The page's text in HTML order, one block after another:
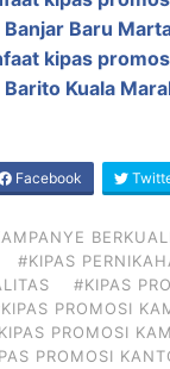
Baru
kipas
Kuala
Facebook
#KIPAS
#KIPAS
PROMOSI
PROMOSI
PROMOSI